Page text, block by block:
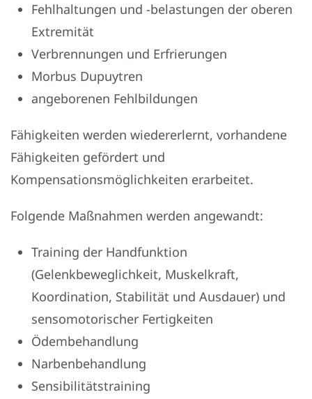
Fehlhaltungen und -belastungen der oberen
Extremität
Verbrennungen und Erfrierungen
Morbus Dupuytren
angeborenen Fehlbildungen
Fähigkeiten werden wiedererlernt, vorhandene
Fähigkeiten gefördert und
Kompensationsmöglichkeiten erarbeitet.
Folgende Maßnahmen werden angewandt:
Training der Handfunktion
(Gelenkbeweglichkeit, Muskelkraft,
Koordination, Stabilität und Ausdauer) und
sensomotorischer Fertigkeiten
Ödembehandlung
Narbenbehandlung
Sensibilitätstraining